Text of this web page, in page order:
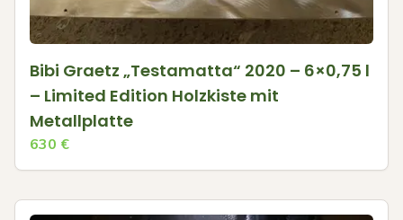
Bibi Graetz „Testamatta“ 2020 – 6×0,75 l
– Limited Edition Holzkiste mit
Metallplatte
630 €